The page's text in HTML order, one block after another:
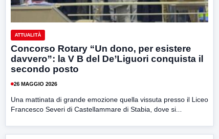
ATTUALITÀ
Concorso Rotary “Un dono, per esistere
davvero”: la V B del De’Liguori conquista il
secondo posto
26 MAGGIO 2026
Una mattinata di grande emozione quella vissuta presso il Liceo
Francesco Severi di Castellammare di Stabia, dove si...